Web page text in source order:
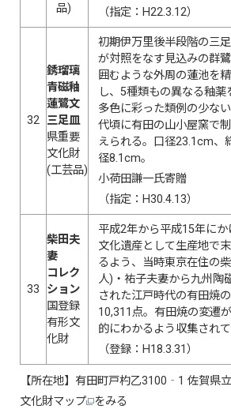
品)
（指定：H22.3.12）
32
銹瑠璃
青磁釉
蓮鷺文
三足皿
県重要
文化財
(工芸品)
初期伊万里後半段階の三
が対照をなす見込みの群
囲むような外周の蓮池を
し、5種類もの異なる釉薬
多色に彩った類例の少な
代頃に有田の山小屋窯で
えられる。口径23.1cm、
径8.1cm。
小荷田謙一氏寄贈
（指定：H30.4.13）
33
柴田夫
妻
コレク
ション
国登録
有形文
化財
平成2年から平成15年にか
文化遺産として生産地で
るよう、当時東京在住の
人)・祐子夫妻から九州陶
された江戸時代の有田焼
10,311点。有田焼の変遷
的にわかるよう収集されて
（登録：H18.3.31）
【所在地】有田町戸杓乙3100‐1 佐賀県
文化財マップ
をみる